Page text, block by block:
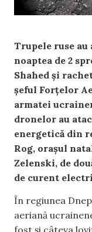
Trupele ruse
noaptea de 2
Shahed și
șeful Forțelor
armatei
dronelor au
energetică din
Rog, orașul
Zelenski, de
de curent
În regiunea
aeriană